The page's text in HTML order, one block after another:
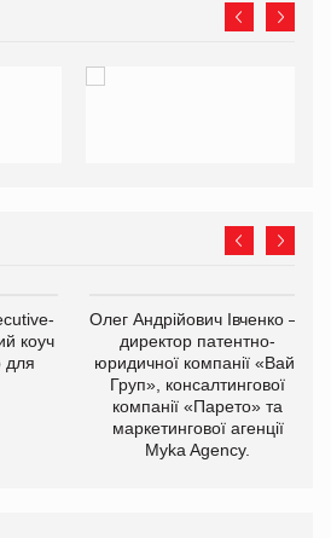
коуч
для
Олег Андрійович Івченко —
директор патентно-
юридичної компанії «Вайз
Груп», консалтингової
компанії «Парето» та
маркетингової агенції
Myka Agency.